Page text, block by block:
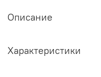
Описание
Характеристики